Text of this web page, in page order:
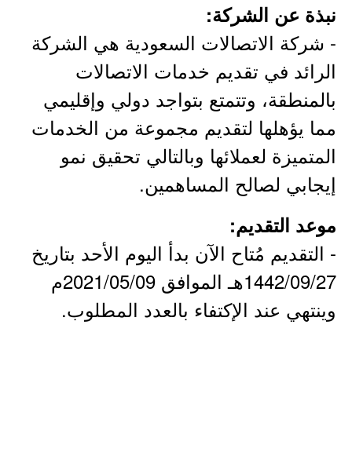
نبذة عن الشركة:
- شركة الاتصالات السعودية هي الشركة
الرائد ﻓﻲ تقديم خدمات الاتصالات
بالمنطقة، وتتمتع بتواجد دولي وإقليمي
مما يؤهلها لتقديم مجموعة من الخدمات
المتميزة لعملائها وبالتالي تحقيق نمو
إيجابي لصالح المساهمين.
موعد التقديم:
- التقديم مُتاح الآن بدأ اليوم الأحد بتاريخ
1442/09/27هـ الموافق 2021/05/09م
وينتهي عند الإكتفاء بالعدد المطلوب.